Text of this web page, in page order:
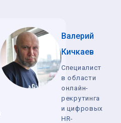
Валерий
Кичкаев
Специалист
в области
онлайн-
рекрутинга
и цифровых
HR-